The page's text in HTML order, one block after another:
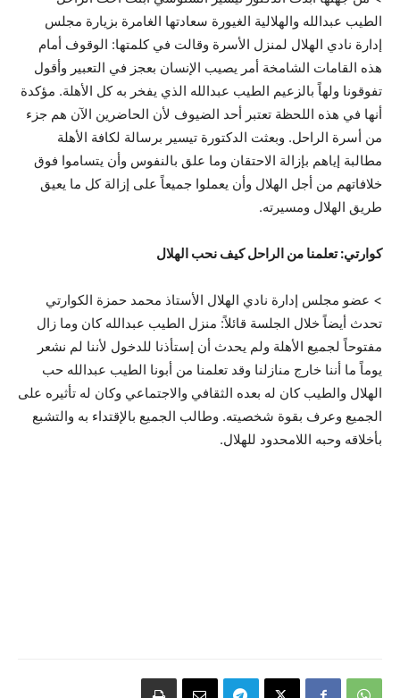
الطيب عبدالله والهلالية الغيورة سعادتها الغامرة بزيارة مجلس
إدارة نادي الهلال لمنزل الأسرة وقالت في كلمتها: الوقوف أمام
هذه القامات الشامخة أمر يصيب الإنسان بعجز في التعبير وأقول
تفوقونا ولهاً بالزعيم الطيب عبدالله الذي يفخر به كل الأهلة. مؤكدة
أنها في هذه اللحظة تعتبر أحد الضيوف لأن الحاضرين الآن هم جزء
من أسرة الراحل. وبعثت الدكتورة تيسير برسالة لكافة الأهلة
مطالبة إياهم بإزالة الاحتقان وما علق بالنفوس وأن يتساموا فوق
خلافاتهم من أجل الهلال وأن يعملوا جميعاً على إزالة كل ما يعيق
طريق الهلال ومسيرته.
كوارتي: تعلمنا من الراحل كيف نحب الهلال
> عضو مجلس إدارة نادي الهلال الأستاذ محمد حمزة الكوارتي
تحدث أيضاً خلال الجلسة قائلاً: منزل الطيب عبدالله كان وما زال
مفتوحاً لجميع الأهلة ولم يحدث أن إستأذنا للدخول لأننا لم نشعر
يوماً ما أننا خارج منازلنا وقد تعلمنا من أبونا الطيب عبدالله حب
الهلال والطيب كان له بعده الثقافي والاجتماعي وكان له تأثيره على
الجميع وعرف بقوة شخصيته. وطالب الجميع بالإقتداء به والتشبع
بأخلاقه وحبه اللامحدود للهلال.